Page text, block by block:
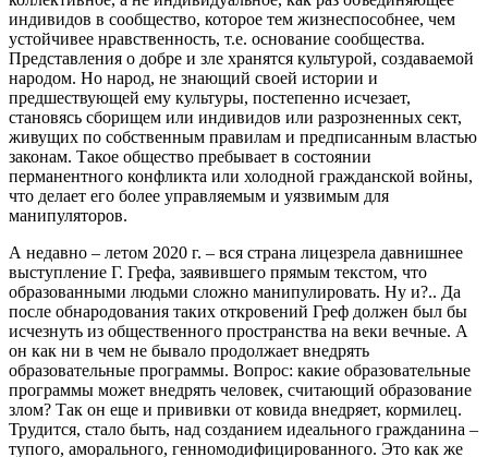
индивидов в сообщество, которое тем жизнеспособнее, чем
устойчивее нравственность, т.е. основание сообщества.
Представления о добре и зле хранятся культурой, создаваемой
народом. Но народ, не знающий своей истории и
предшествующей ему культуры, постепенно исчезает,
становясь сборищем или индивидов или разрозненных сект,
живущих по собственным правилам и предписанным властью
законам. Такое общество пребывает в состоянии
перманентного конфликта или холодной гражданской войны,
что делает его более управляемым и уязвимым для
манипуляторов.
А недавно – летом 2020 г. – вся страна лицезрела давнишнее
выступление Г. Грефа, заявившего прямым текстом, что
образованными людьми сложно манипулировать. Ну и?.. Да
после обнародования таких откровений Греф должен был бы
исчезнуть из общественного пространства на веки вечные. А
он как ни в чем не бывало продолжает внедрять
образовательные программы. Вопрос: какие образовательные
программы может внедрять человек, считающий образование
злом? Так он еще и прививки от ковида внедряет, кормилец.
Трудится, стало быть, над созданием идеального гражданина –
тупого, аморального, генномодифицированного. Это как же